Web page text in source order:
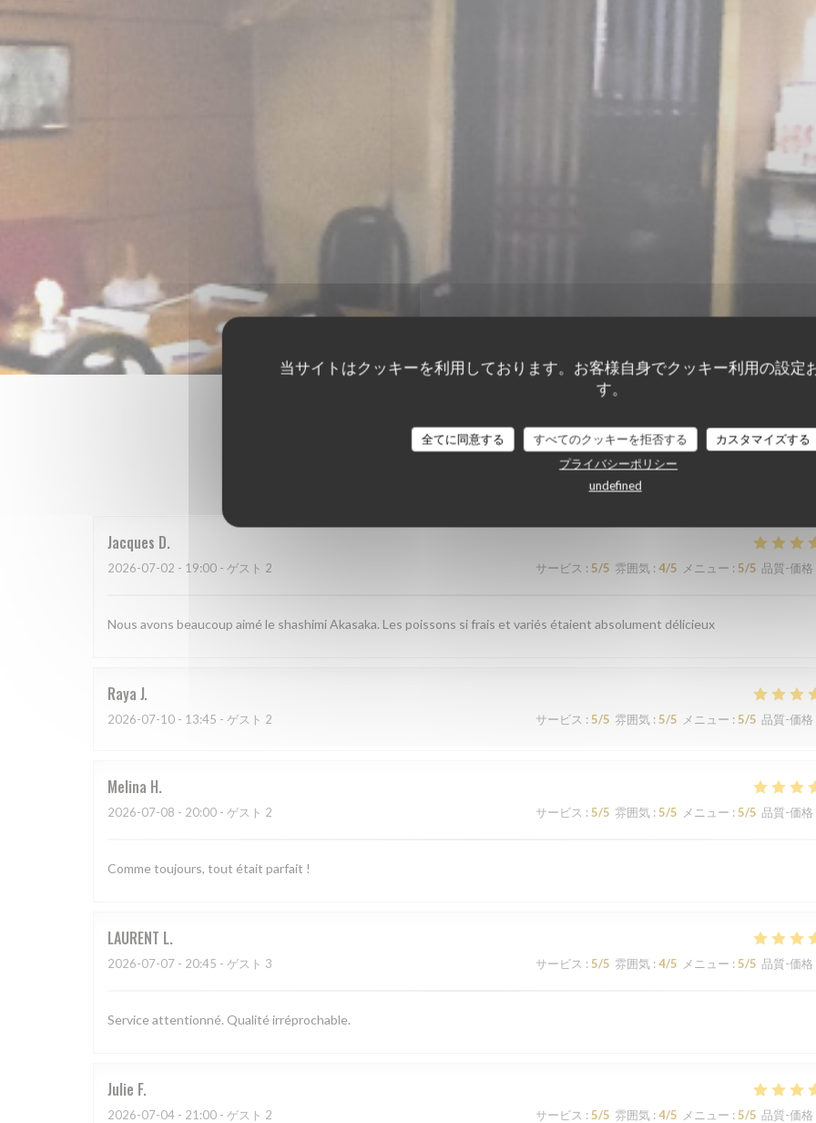
当サイトはクッキーを利用しております。お客様自身でクッキー利用の設定
す。
全てに同意する すべてのクッキーを拒否する
カスタマイズする
プライバシーポリシー
undefined
顧客の評価
Jacques D
2026-07-02 - 19:00 - ゲスト 2 サービス : 5/5 雰囲気 : 4/5 メニュー : 5/5 品質-価格
Nous avons beaucoup aimé le shashimi Akasaka. Les poissons si frais et variés étaient absolument délicieux
Raya J
2026-07-10 - 13:45 - ゲスト 2 サービス :5/5 雰囲気 :5/5 メニュー :5/5 品質-価格
Melina H
2026-07-08 - 20:00 - ゲスト 2 サービス : 5/5 雰囲気 : 5/5 メニュー : 5/5 品質-価格
Comme toujours, tout était parfait !
LAURENT L
2026-07-07 - 20:45 - ゲスト 3 サービス : 5/5 雰囲気 : 4/5 メニュー : 5/5 品質-価格
Service attentionné. Qualité irréprochable.
Julie F
2026-07-04 - 21:00 - ゲスト 2 サービス : 5/5 雰囲気 : 4/5 メニュー : 5/5 品質-価格